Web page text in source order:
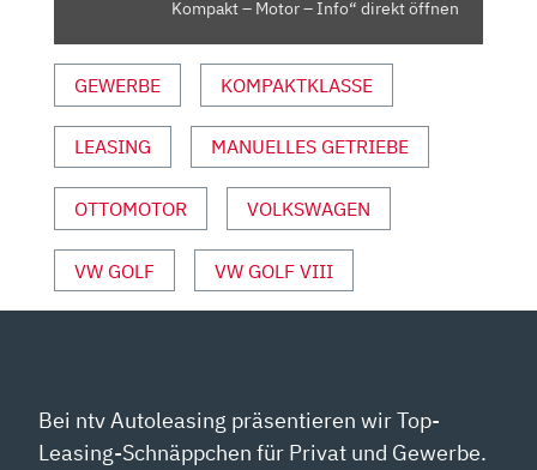
MOTOR
VON
YOUTUBE
ANZEIGEN
Kompakt – Motor – Info“ direkt öffnen
GEWERBE KOMPAKTKLASSE
LEASING MANUELLES GETRIEBE
OTTOMOTOR VOLKSWAGEN
VW GOLF VW GOLF VIII
Bei ntv Autoleasing präsentieren wir Top-
Leasing-Schnäppchen für Privat und Gewerbe.